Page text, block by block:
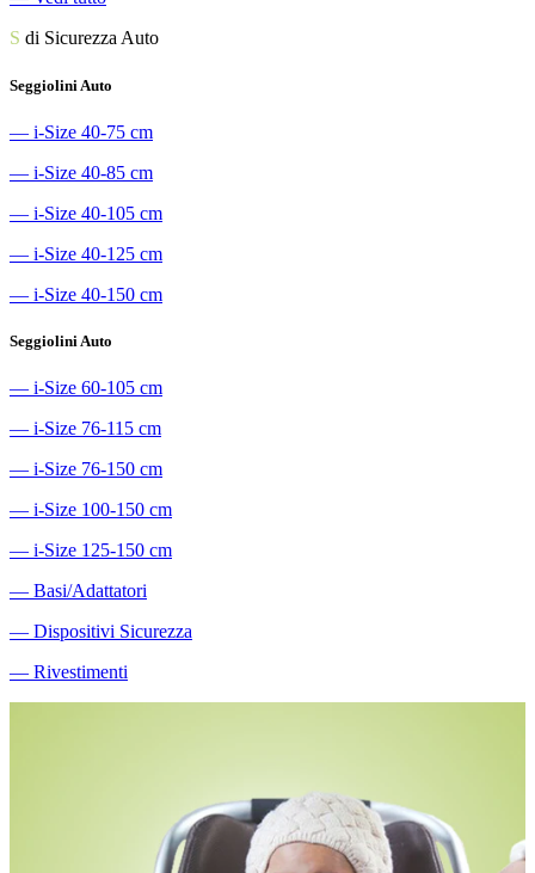
S di Sicurezza Auto
Seggiolini Auto
― i-Size 40-75 cm
― i-Size 40-85 cm
― i-Size 40-105 cm
― i-Size 40-125 cm
― i-Size 40-150 cm
Seggiolini Auto
― i-Size 60-105 cm
― i-Size 76-115 cm
― i-Size 76-150 cm
― i-Size 100-150 cm
― i-Size 125-150 cm
― Basi/Adattatori
― Dispositivi Sicurezza
― Rivestimenti